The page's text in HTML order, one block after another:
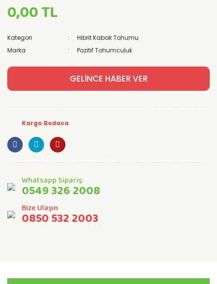
0,00 TL
Kategori
Hibrit Kabak Tohumu
Marka
Pozitif Tohumculuk
GELİNCE HABER VER
Kargo Bedava
Whatsapp Sipariş:
0549 326 2008
Bize Ulaşın
0850 532 2003